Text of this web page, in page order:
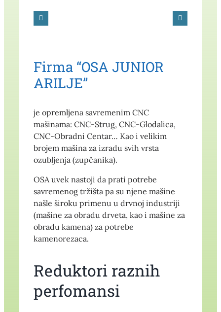
Firma “OSA JUNIOR
ARILJE”
je opremljena savremenim CNC
mašinama: CNC-Strug, CNC-Glodalica,
CNC-Obradni Centar… Kao i velikim
brojem mašina za izradu svih vrsta
ozubljenja (zupčanika).
OSA uvek nastoji da prati potrebe
savremenog tržišta pa su njene mašine
našle široku primenu u drvnoj industriji
(mašine za obradu drveta, kao i mašine za
obradu kamena) za potrebe
kamenorezaca.
Reduktori raznih
perfomansi